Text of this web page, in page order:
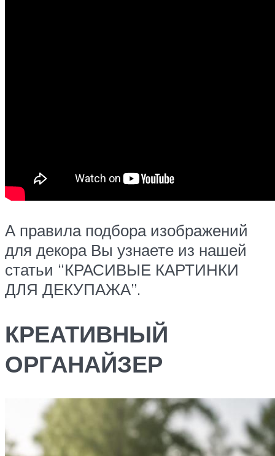
А правила подбора изображений
для декора Вы узнаете из нашей
статьи “КРАСИВЫЕ КАРТИНКИ
ДЛЯ ДЕКУПАЖА”.
КРЕАТИВНЫЙ
ОРГАНАЙЗЕР